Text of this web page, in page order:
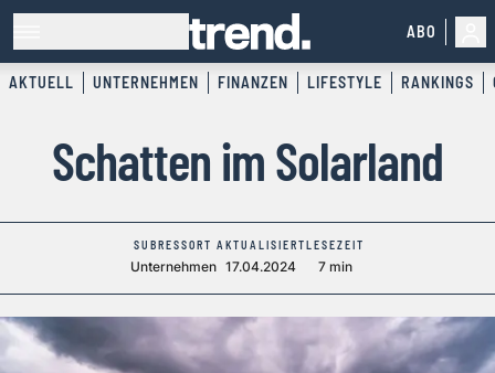
ABO
AKTUELL UNTERNEHMEN FINANZEN LIFESTYLE RANKINGS
Schatten im Solarland
SUBRESSORT
Unternehmen
AKTUALISIERT
17.04.2024
LESEZEIT
7 min